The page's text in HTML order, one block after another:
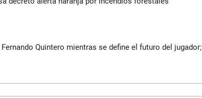
Quintero mientras se define el futuro del jugador;